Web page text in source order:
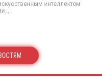
интеллектом
...